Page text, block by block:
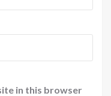
in this browser